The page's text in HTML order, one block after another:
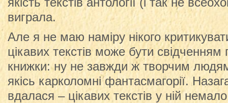
виграла.
Але я не маю наміру нікого
цікавих текстів може бути свідченням
книжки: ну не завжди ж творчим
якісь карколомні фантасмагорії.
вдалася – цікавих текстів у ній